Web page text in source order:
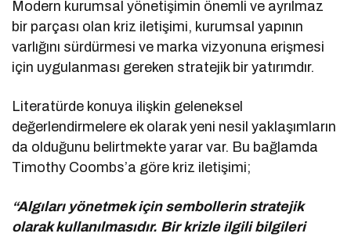
Modern kurumsal yönetişimin önemli ve ayrılmaz
bir parçası olan kriz iletişimi, kurumsal yapının
varlığını sürdürmesi ve marka vizyonuna erişmesi
için uygulanması gereken stratejik bir yatırımdır.
Literatürde konuya ilişkin geleneksel
değerlendirmelere ek olarak yeni nesil yaklaşımların
da olduğunu belirtmekte yarar var. Bu bağlamda
Timothy Coombs’a göre kriz iletişimi;
“Algıları yönetmek için sembollerin stratejik
olarak kullanılmasıdır. Bir krizle ilgili bilgileri